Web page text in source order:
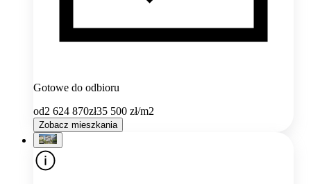
Gotowe do odbioru
od2 624 870zł35 500 zł/m2
Zobacz mieszkania